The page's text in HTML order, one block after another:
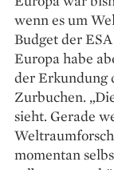
wenn es um
Budget der
Europa habe
der Erkundung
Zurbuchen.
sieht. Gerade
momentan